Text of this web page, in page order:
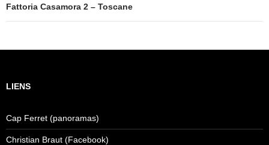
Fattoria Casamora 2 – Toscane
LIENS
Cap Ferret (panoramas)
Christian Braut (Facebook)